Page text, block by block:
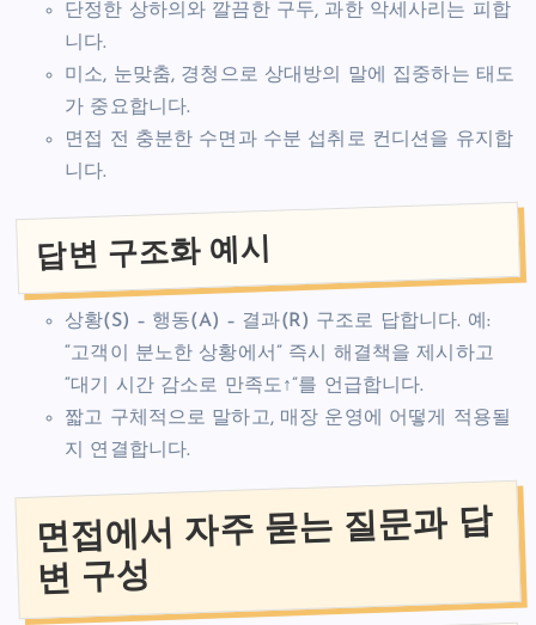
단정한 상하의와 깔끔한 구두, 과한 악세사리는 피합
니다.
미소, 눈맞춤, 경청으로 상대방의 말에 집중하는 태도
가 중요합니다.
면접 전 충분한 수면과 수분 섭취로 컨디션을 유지합
니다.
답변 구조화 예시
상황(S) – 행동(A) – 결과(R) 구조로 답합니다. 예:
“고객이 분노한 상황에서” 즉시 해결책을 제시하고
“대기 시간 감소로 만족도↑”를 언급합니다.
짧고 구체적으로 말하고, 매장 운영에 어떻게 적용될
지 연결합니다.
면접에서 자주 묻는 질문과 답
변 구성